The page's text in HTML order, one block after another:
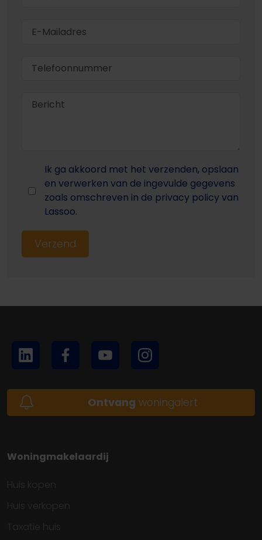
Ik ga akkoord met het verzenden, opslaan
en verwerken van de ingevulde gegevens
zoals omschreven in de privacy policy van
Lassoo.
Verzend
Ontvang woningalert
Woningmakelaardij
Huis kopen
Huis verkopen
Taxatie huis